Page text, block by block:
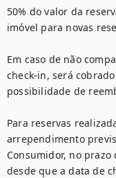
50% do valor da
imóvel para novas
Em caso de não
check-in, será
possibilidade de
Para reservas
arrependimento
Consumidor, no prazo
desde que a data de